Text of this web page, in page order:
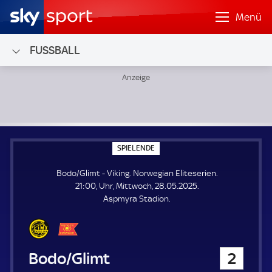
Menü
FUSSBALL
SPIELENDE
P
E
L
E
N
Bodo/Glimt - Viking. Norwegian Eliteserien.
21:00, Uhr, Mittwoch, 28.05.2025.
Aspmyra Stadion.
Bodo/Glimt
2